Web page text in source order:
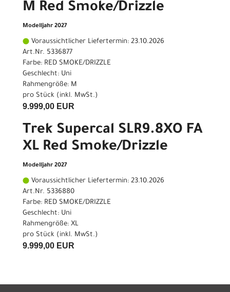
M Red Smoke/Drizzle
Modelljahr 2027
Voraussichtlicher Liefertermin: 23.10.2026
Art.Nr. 5336877
Farbe: RED SMOKE/DRIZZLE
Geschlecht: Uni
Rahmengröße: M
pro Stück (inkl. MwSt.)
9.999,00 EUR
Trek Supercal SLR9.8XO FA
XL Red Smoke/Drizzle
Modelljahr 2027
Voraussichtlicher Liefertermin: 23.10.2026
Art.Nr. 5336880
Farbe: RED SMOKE/DRIZZLE
Geschlecht: Uni
Rahmengröße: XL
pro Stück (inkl. MwSt.)
9.999,00 EUR